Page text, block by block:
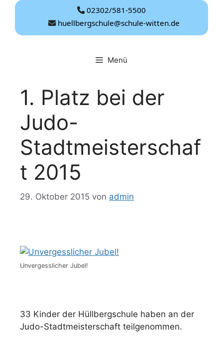
Zum
springen
02302/581-5500
huellbergschule@schule-witten.de
Menü
1. Platz bei der
Judo-
Stadtmeisterschaf
t 2015
29. Oktober 2015 von admin
Unvergesslicher Jubel!
33 Kinder der Hüllbergschule haben an der
Judo-Stadtmeisterschaft teilgenommen.